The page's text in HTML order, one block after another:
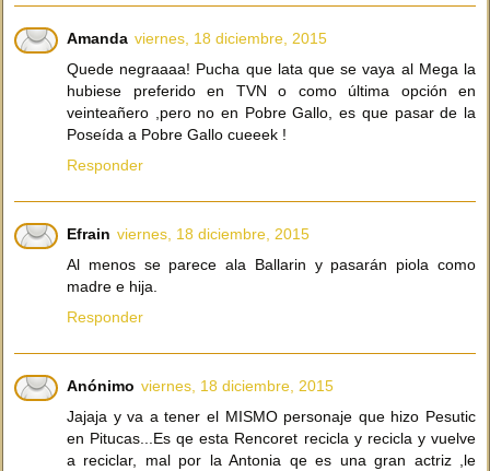
Amanda viernes, 18 diciembre, 2015
Quede negraaaa! Pucha que lata que se vaya al Mega la
hubiese preferido en TVN o como última opción en
veinteañero ,pero no en Pobre Gallo, es que pasar de la
Poseída a Pobre Gallo cueeek !
Responder
Efrain viernes, 18 diciembre, 2015
Al menos se parece ala Ballarin y pasarán piola como
madre e hija.
Responder
Anónimo viernes, 18 diciembre, 2015
Jajaja y va a tener el MISMO personaje que hizo Pesutic
en Pitucas...Es qe esta Rencoret recicla y recicla y vuelve
a reciclar, mal por la Antonia qe es una gran actriz ,le